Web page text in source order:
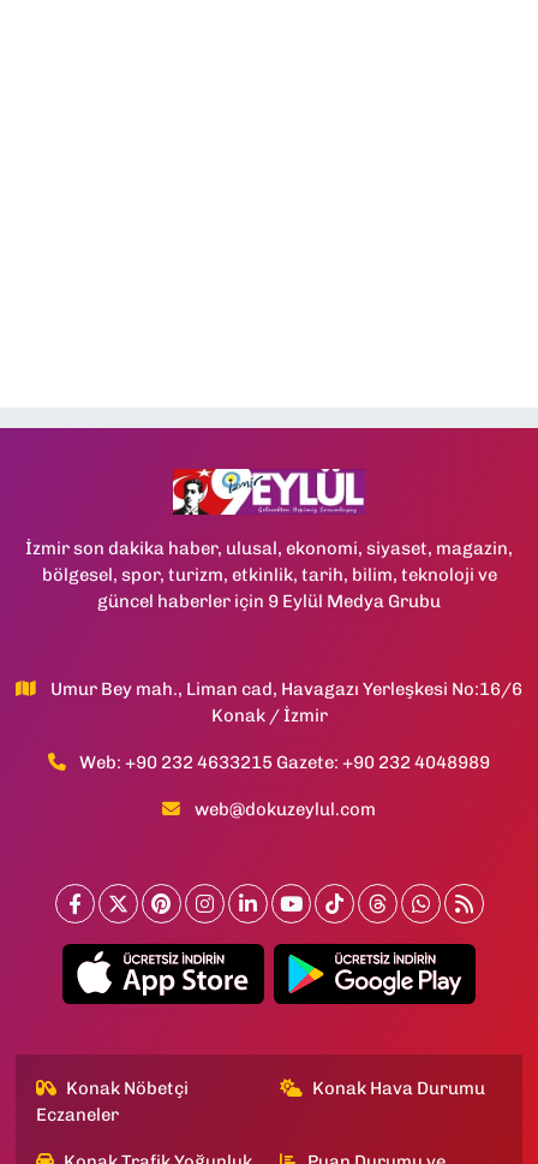
İzmir son dakika haber, ulusal, ekonomi, siyaset, magazin,
bölgesel, spor, turizm, etkinlik, tarih, bilim, teknoloji ve
güncel haberler için 9 Eylül Medya Grubu
Umur Bey mah., Liman cad, Havagazı Yerleşkesi No:16/6
Konak / İzmir
Web: +90 232 4633215 Gazete: +90 232 4048989
web@dokuzeylul.com
Konak Nöbetçi
Eczaneler
Konak Hava Durumu